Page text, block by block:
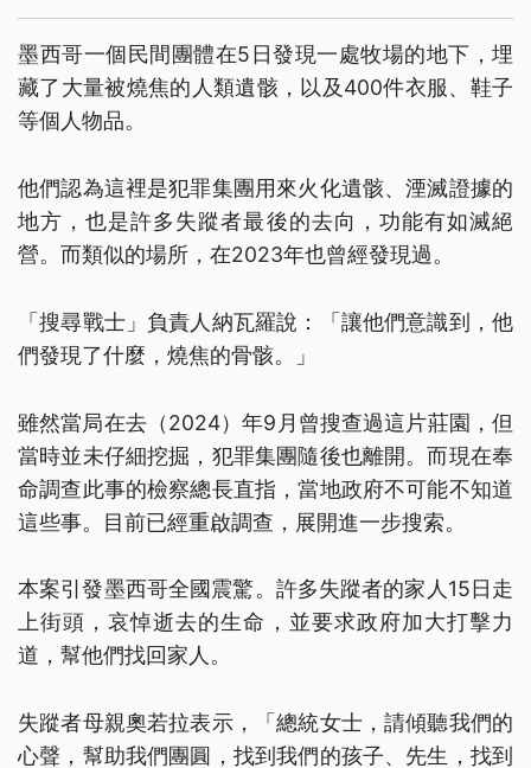
墨西哥一個民間團體在5日發現一處牧場的地下，埋
藏了大量被燒焦的人類遺骸，以及400件衣服、鞋子
等個人物品。
他們認為這裡是犯罪集團用來火化遺骸、湮滅證據的
地方，也是許多失蹤者最後的去向，功能有如滅絕
營。而類似的場所，在2023年也曾經發現過。
「搜尋戰士」負責人納瓦羅說：「讓他們意識到，他
們發現了什麼，燒焦的骨骸。」
雖然當局在去（2024）年9月曾搜查過這片莊園，但
當時並未仔細挖掘，犯罪集團隨後也離開。而現在奉
命調查此事的檢察總長直指，當地政府不可能不知道
這些事。目前已經重啟調查，展開進一步搜索。
本案引發墨西哥全國震驚。許多失蹤者的家人15日走
上街頭，哀悼逝去的生命，並要求政府加大打擊力
道，幫他們找回家人。
失蹤者母親奧若拉表示，「總統女士，請傾聽我們的
心聲，幫助我們團圓，找到我們的孩子、先生，找到